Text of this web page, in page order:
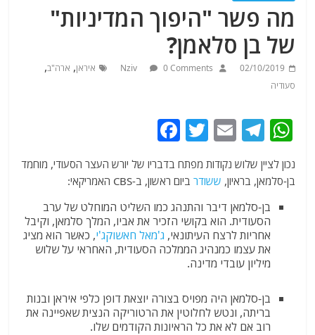
מה פשר "היפוך המדיניות"
של בן סלאמן?
02/10/2019
Nziv 0 Comments איראן, ארה"ב,
סעודיה
W
at
s
A
p
p
T
e
g
ra
m
E
ai
l
T
itt
er
c
e
b
o
k
נכון לציין שלוש נקודות מפתח בדבריו של יורש העצר הסעודי, מוחמד
בן-סלמאן, בראיון, ששודר ביום ראשון, ב-CBS האמריקאי:
בן-סלמאן דיבר והתנהג כמו השליט המוחלט של ערב
הסעודית. הוא בקושי הזכיר את אביו, המלך סלמאן, וקיבל
אחריות לרצח העיתונאי, ג'מאל חאשוקג'י, כאשר הוא מציג
את עצמו כמנהיג הממלכה הסעודית, האחראי על שלוש
מיליון עובדי מדינה.
בן-סלמאן היה מפויס בצורה יוצאת דופן כלפי איראן ובנות
בריתה, ונטש לחלוטין את הרטוריקה הנצית שאפיינה את
רוב אם לא את כל הראיונות הקודמים שלו.